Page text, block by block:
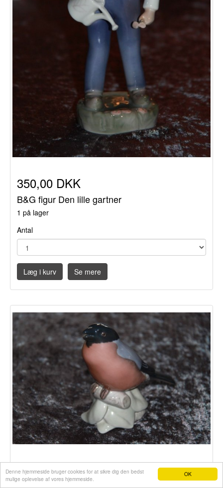
OK
Denne hjemmeside bruger cookies for at sikre dig den bedst
mulige oplevelse af vores hjemmeside.
350,00 DKK
B&G figur Den lille gartner
1 på lager
Antal
Læg i kurv Se mere
250,00 DKK
Webshop fra e-hjemmeside.dk